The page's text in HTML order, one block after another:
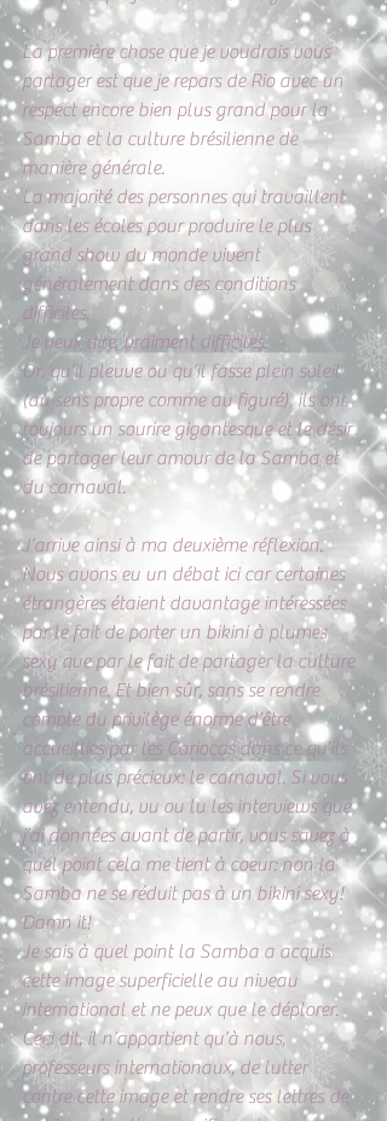
La première chose que je voudrais vous
partager est que je repars de Rio avec un
respect encore bien plus grand pour la
Samba et la culture brésilienne de
manière générale.
La majorité des personnes qui travaillent
dans les écoles pour produire le plus
grand show du monde vivent
généralement dans des conditions
difficiles.
Je veux dire, vraiment difficiles.
Or, qu’il pleuve ou qu’il fasse plein soleil
(au sens propre comme au figuré), ils ont
toujours un sourire gigantesque et le désir
de partager leur amour de la Samba et
du carnaval.
J’arrive ainsi à ma deuxième réflexion.
Nous avons eu un débat ici car certaines
étrangères étaient davantage intéressées
par le fait de porter un bikini à plumes
sexy que par le fait de partager la culture
brésilienne. Et bien sûr, sans se rendre
compte du privilège énorme d’être
accueillies par les Cariocas dans ce qu’ils
ont de plus précieux: le carnaval. Si vous
avez entendu, vu ou lu les interviews que
j’ai données avant de partir, vous savez à
quel point cela me tient à coeur: non la
Samba ne se réduit pas à un bikini sexy!
Damn it!
Je sais à quel point la Samba a acquis
cette image superficielle au niveau
international et ne peux que le déplorer.
Ceci dit, il n’appartient qu’à nous,
professeurs internationaux, de lutter
contre cette image et rendre ses lettres de